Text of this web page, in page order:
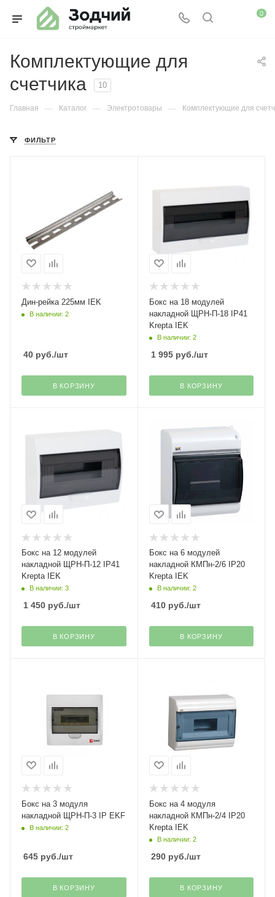
0
Комплектующие для
счетчика
10
Главная — Каталог — Электротовары — Комплектующие для
ФИЛЬТР
Дин-рейка 225мм IEK
В наличии: 2
40 руб./шт
В КОРЗИНУ
Бокс на 18 модулей
накладной ЩРН-П-18 IP41
Krepta IEK
В наличии: 2
1 995руб./шт
В КОРЗИНУ
Бокс на 12 модулей
накладной ЩРН-П-12 IP41
Krepta IEK
В наличии: 3
1 450 руб./шт
В КОРЗИНУ
Бокс на 6 модулей
накладной КМПн-2/6 IP20
Krepta IEK
В наличии: 2
410руб./шт
В КОРЗИНУ
Бокс на 3 модуля
накладной ЩРН-П-3 IP EKF
В наличии: 2
645 руб./шт
В КОРЗИНУ
Бокс на 4 модуля
накладной КМПн-2/4 IP20
Krepta IEK
В наличии: 2
290руб./шт
В КОРЗИНУ